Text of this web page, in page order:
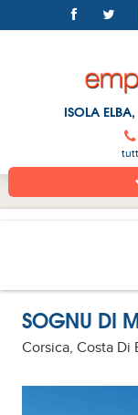
ISOLA
SOGNU DI
Corsica, Costa Di